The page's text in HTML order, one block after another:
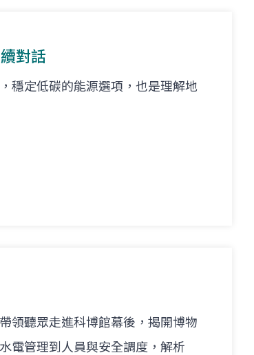
對話
穩定低碳的能源選項，也是理解地
領聽眾走進科博館幕後，揭開博物
電管理到人員與安全調度，解析